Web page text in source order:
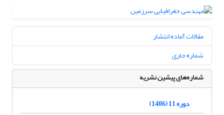
مقالات آماده انتشار
شماره جاری
شماره‌های پیشین نشریه
دوره 11 (1406)